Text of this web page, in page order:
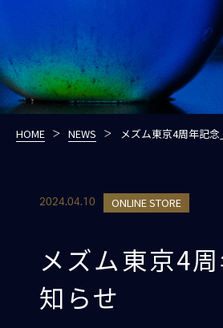
HOME NEWS メズム東京4周年記念
2024.04.10 ONLINE STORE
メズム東京4
知らせ